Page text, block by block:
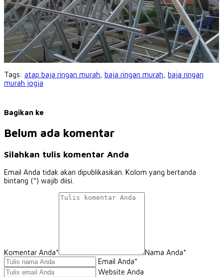
Tags: atap baja ringan murah, baja ringan murah, baja ringan
murah jogja
Bagikan ke
Belum ada komentar
Silahkan tulis komentar Anda
Email Anda tidak akan dipublikasikan. Kolom yang bertanda
bintang (*) wajib diisi.
Komentar Anda* Nama Anda*
Email Anda*
Website Anda